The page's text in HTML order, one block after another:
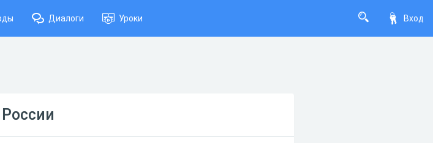
Вход
Диалоги Уроки